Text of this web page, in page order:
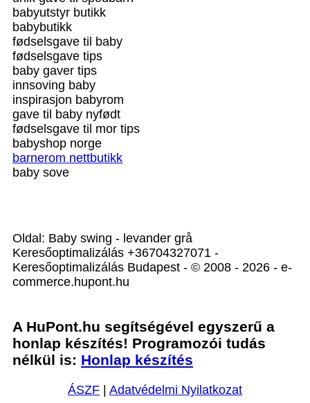
babyutstyr butikk
babybutikk
fødselsgave til baby
fødselsgave tips
baby gaver tips
innsoving baby
inspirasjon babyrom
gave til baby nyfødt
fødselsgave til mor tips
babyshop norge
barnerom nettbutikk
baby sove
Oldal: Baby swing - levander grå
Keresőoptimalizálás +36704327071 -
Keresőoptimalizálás Budapest - © 2008 - 2026 - e-
commerce.hupont.hu
A HuPont.hu segítségével egyszerű a
honlap készítés! Programozói tudás
nélkül is: Honlap készítés
ÁSZF Adatvédelmi Nyilatkozat